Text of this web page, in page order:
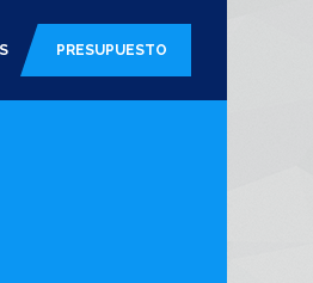
PRESUPUESTO